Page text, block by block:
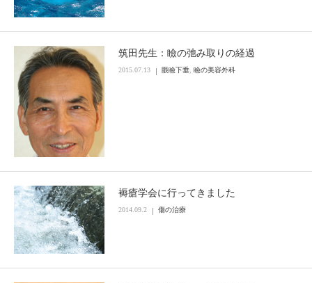
筑田先生：瞼の弛み取りの経過
2015.07.13 眼瞼下垂 瞼の美容外科
褥瘡学会に行ってきました
2014.09.2 傷の治療